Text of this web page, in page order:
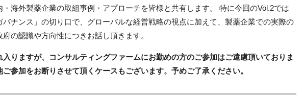
・海外製薬企業の取組事例・アプローチを皆様と共有します。 特に今回のVol.2では
バナンス」の切り口で、グローバルな経営戦略の視点に加えて、製薬企業での実際の
の認識や方向性につきお話し頂きます。
りますが、コンサルティングファームにお勤めの方のご参加はご遠慮頂いておりま
ご参加をお断りさせて頂くケースもございます。予めご了承ください。